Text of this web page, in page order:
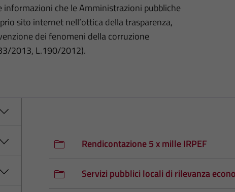
informazioni che le Amministrazioni pubbliche
sito internet nell’ottica della trasparenza,
dei fenomeni della corruzione
2013, L.190/2012).
Rendicontazione 5 x mille IRPEF
Servizi pubblici locali di rilevanza